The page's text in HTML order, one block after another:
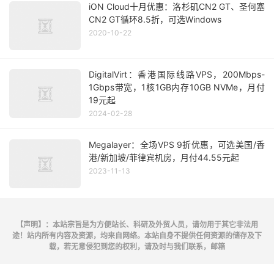
iON Cloud十月优惠：洛杉矶CN2 GT、圣何塞
CN2 GT循环8.5折，可选Windows
2020-10-22
DigitalVirt：香港国际线路VPS，200Mbps-
1Gbps带宽，1核1GB内存10GB NVMe，月付
19元起
2024-02-28
Megalayer：全场VPS 9折优惠，可选美国/香
港/新加坡/菲律宾机房，月付44.55元起
2023-11-13
【声明】：本站宗旨是为方便站长、科研及外贸人员，请勿用于其它非法用
途！站内所有内容及资源，均来自网络。本站自身不提供任何资源的储存及下
载，若无意侵犯到您的权利，请及时与我们联系，邮箱